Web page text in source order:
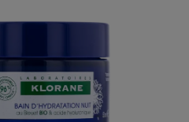
d'Idratazione
al
Fiordaliso
BIO